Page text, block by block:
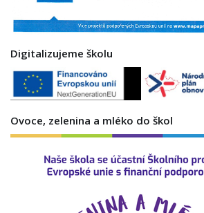
Digitalizujeme školu
Ovoce, zelenina a mléko do škol